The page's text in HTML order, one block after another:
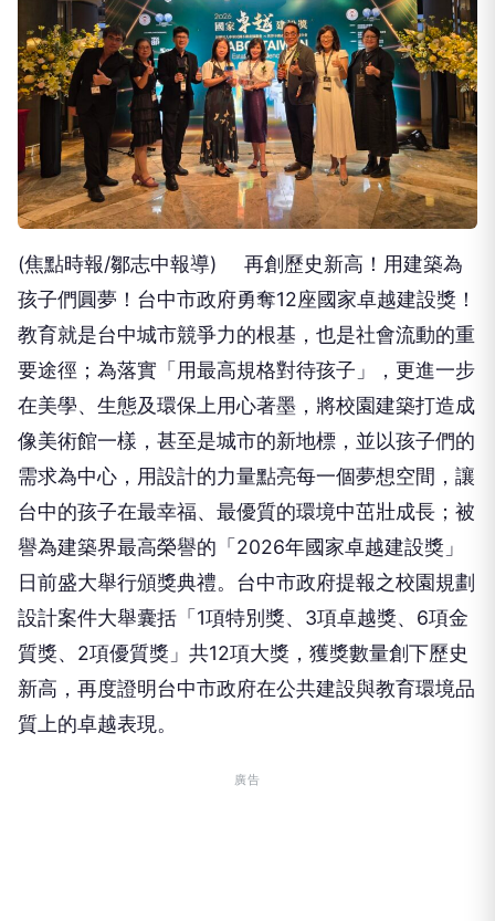
(焦點時報/鄒志中報導) 再創歷史新高！用建築為
孩子們圓夢！台中市政府勇奪12座國家卓越建設獎！
教育就是台中城市競爭力的根基，也是社會流動的重
要途徑；為落實「用最高規格對待孩子」，更進一步
在美學、生態及環保上用心著墨，將校園建築打造成
像美術館一樣，甚至是城市的新地標，並以孩子們的
需求為中心，用設計的力量點亮每一個夢想空間，讓
台中的孩子在最幸福、最優質的環境中茁壯成長；被
譽為建築界最高榮譽的「2026年國家卓越建設獎」
日前盛大舉行頒獎典禮。台中市政府提報之校園規劃
設計案件大舉囊括「1項特別獎、3項卓越獎、6項金
質獎、2項優質獎」共12項大獎，獲獎數量創下歷史
新高，再度證明台中市政府在公共建設與教育環境品
質上的卓越表現。